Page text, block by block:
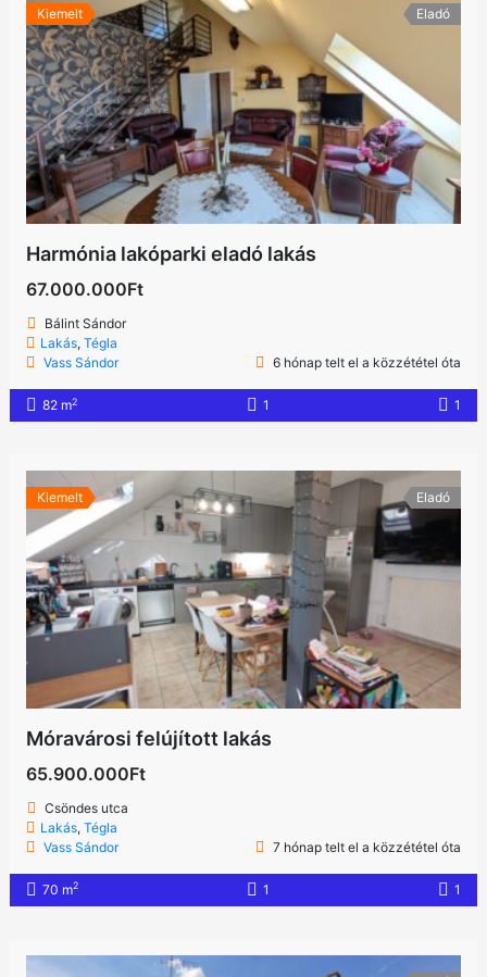
Kiemelt Eladó
Harmónia lakóparki eladó lakás
67.000.000Ft
Bálint Sándor
Lakás, Tégla
Vass Sándor
6 hónap telt el a közzététel óta
82 m2 1 1
Kiemelt Eladó
Móravárosi felújított lakás
65.900.000Ft
Csöndes utca
Lakás, Tégla
Vass Sándor
7 hónap telt el a közzététel óta
70 m2 1 1